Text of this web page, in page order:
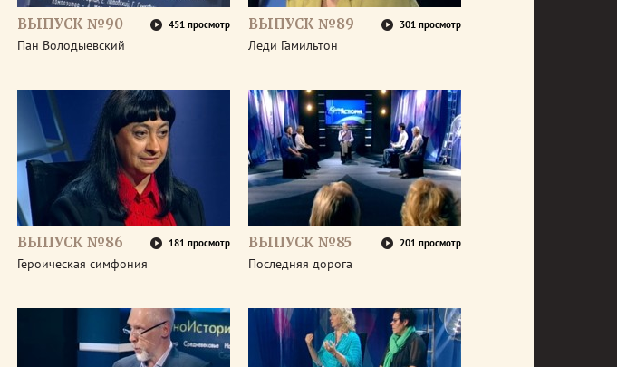
ВЫПУСК №90 451 просмотр
Пан Володыевский
ВЫПУСК №89 301 просмотр
Леди Гамильтон
ВЫПУСК №86 181 просмотр
Героическая симфония
ВЫПУСК №85 201 просмотр
Последняя дорога